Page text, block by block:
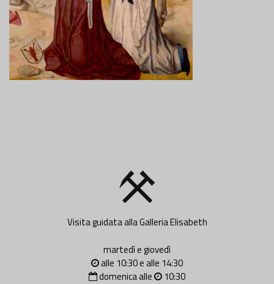
Visita guidata alla Galleria Elisabeth
martedì e giovedì
alle 10:30 e alle 14:30
domenica alle
10:30